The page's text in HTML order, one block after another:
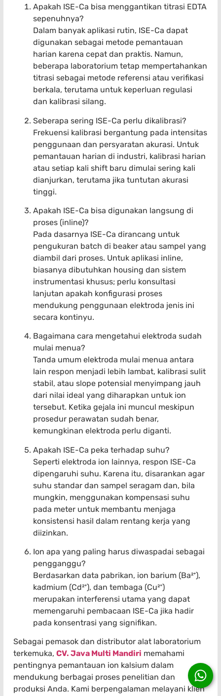
Apakah ISE-Ca bisa menggantikan titrasi EDTA
sepenuhnya?
Dalam banyak aplikasi rutin, ISE-Ca dapat
digunakan sebagai metode pemantauan
harian karena cepat dan praktis. Namun,
beberapa laboratorium tetap mempertahankan
titrasi sebagai metode referensi atau verifikasi
berkala, terutama untuk keperluan regulasi
dan kalibrasi silang.
Seberapa sering ISE-Ca perlu dikalibrasi?
Frekuensi kalibrasi bergantung pada intensitas
penggunaan dan persyaratan akurasi. Untuk
pemantauan harian di industri, kalibrasi harian
atau setiap kali shift baru dimulai sering kali
dianjurkan, terutama jika tuntutan akurasi
tinggi.
Apakah ISE-Ca bisa digunakan langsung di
proses (inline)?
Pada dasarnya ISE-Ca dirancang untuk
pengukuran batch di beaker atau sampel yang
diambil dari proses. Untuk aplikasi inline,
biasanya dibutuhkan housing dan sistem
instrumentasi khusus; perlu konsultasi
lanjutan apakah konfigurasi proses
mendukung penggunaan elektroda jenis ini
secara kontinyu.
Bagaimana cara mengetahui elektroda sudah
mulai menua?
Tanda umum elektroda mulai menua antara
lain respon menjadi lebih lambat, kalibrasi sulit
stabil, atau slope potensial menyimpang jauh
dari nilai ideal yang diharapkan untuk ion
tersebut. Ketika gejala ini muncul meskipun
prosedur perawatan sudah benar,
kemungkinan elektroda perlu diganti.
Apakah ISE-Ca peka terhadap suhu?
Seperti elektroda ion lainnya, respon ISE-Ca
dipengaruhi suhu. Karena itu, disarankan agar
suhu standar dan sampel seragam dan, bila
mungkin, menggunakan kompensasi suhu
pada meter untuk membantu menjaga
konsistensi hasil dalam rentang kerja yang
diizinkan.
Ion apa yang paling harus diwaspadai sebagai
pengganggu?
Berdasarkan data pabrikan, ion barium (Ba²⁺),
kadmium (Cd²⁺), dan tembaga (Cu²⁺)
merupakan interferensi utama yang dapat
memengaruhi pembacaan ISE-Ca jika hadir
pada konsentrasi yang signifikan.
Sebagai pemasok dan distributor alat laboratorium
terkemuka, CV. Java Multi Mandiri memahami
pentingnya pemantauan ion kalsium dalam
mendukung berbagai proses penelitian dan
produksi Anda. Kami berpengalaman melayani klien